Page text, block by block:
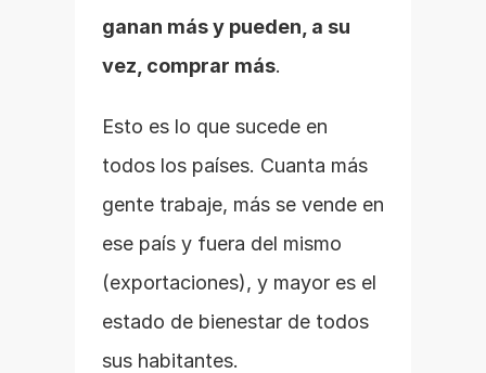
ganan más y pueden, a su
vez, comprar más.
Esto es lo que sucede en
todos los países. Cuanta más
gente trabaje, más se vende en
ese país y fuera del mismo
(exportaciones), y mayor es el
estado de bienestar de todos
sus habitantes.